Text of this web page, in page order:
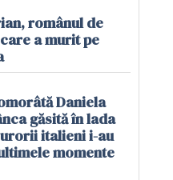
românul de
a murit pe
Daniela
găsită în lada
italieni i-au
momente